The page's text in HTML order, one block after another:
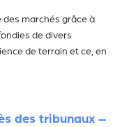
des marchés grâce à
de divers
de terrain et ce, en
des tribunaux –